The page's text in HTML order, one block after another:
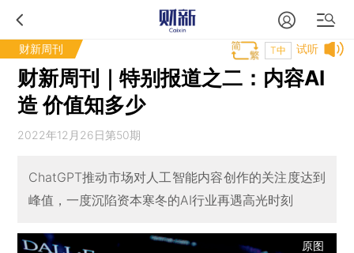
财新周刊 试听
T中
财新周刊｜特别报道之二：内容AI
造 价值知多少
2022年12月26日第50期
ChatGPT推动市场对人工智能内容创作的关注度达到
峰值，一度沉陷资本寒冬的AI行业再遇高光时刻
原图